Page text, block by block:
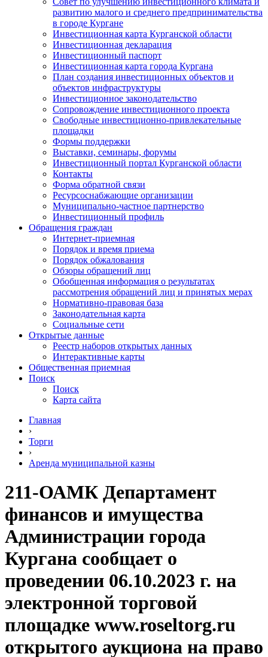
развитию малого и среднего предпринимательства
в городе Кургане
Инвестиционная карта Курганской области
Инвестиционная декларация
Инвестиционный паспорт
Инвестиционная карта города Кургана
План создания инвестиционных объектов и
объектов инфраструктуры
Инвестиционное законодательство
Сопровождение инвестиционного проекта
Свободные инвестиционно-привлекательные
площадки
Формы поддержки
Выставки, семинары, форумы
Инвестиционный портал Курганской области
Контакты
Форма обратной связи
Ресурсоснабжающие организации
Муниципально-частное партнерство
Инвестиционный профиль
Обращения граждан
Интернет-приемная
Порядок и время приема
Порядок обжалования
Обзоры обращений лиц
Обобщенная информация о результатах
рассмотрения обращений лиц и принятых мерах
Нормативно-правовая база
Законодательная карта
Социальные сети
Открытые данные
Реестр наборов открытых данных
Интерактивные карты
Общественная приемная
Поиск
Поиск
Карта сайта
Главная
›
Торги
›
Аренда муниципальной казны
211-ОАМК Департамент
финансов и имущества
Администрации города
Кургана сообщает о
проведении 06.10.2023 г. на
электронной торговой
площадке www.roseltorg.ru
открытого аукциона на право